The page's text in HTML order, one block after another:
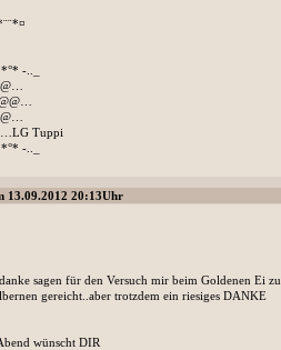
-.._
Tuppi
-.._
13.09.2012 20:13Uhr
sagen für den Versuch mir beim Goldenen Ei zu
gereicht..aber trotzdem ein riesiges DANKE
wünscht DIR